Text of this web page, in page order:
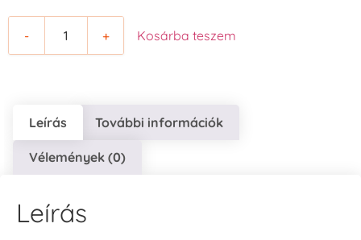
- + Kosárba teszem
Leírás További információk
Vélemények (0)
Leírás